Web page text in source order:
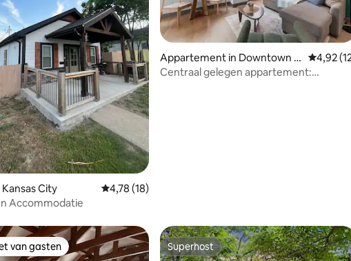
van 4,85 op 5, 151 recensies
City Gemiddelde beoordeling van 4,78 op 5, 18 recensies
4,78 (18)
Accommodatie
Appartement in Downtown K
ansas City
4,92
Centraal gelegen appartement:
van gasten
van gasten Superhost
Superhost